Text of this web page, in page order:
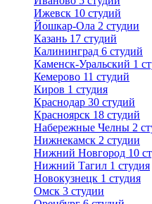
Ижевск 10 студий
Йошкар-Ола 2 студии
Казань 17 студий
Калининград 6 студий
Каменск-Уральский 1
Кемерово 11 студий
Киров 1 студия
Краснодар 30 студий
Красноярск 18 студий
Набережные Челны 2
Нижнекамск 2 студии
Нижний Новгород 10
Нижний Тагил 1 студия
Новокузнецк 1 студия
Омск 3 студии